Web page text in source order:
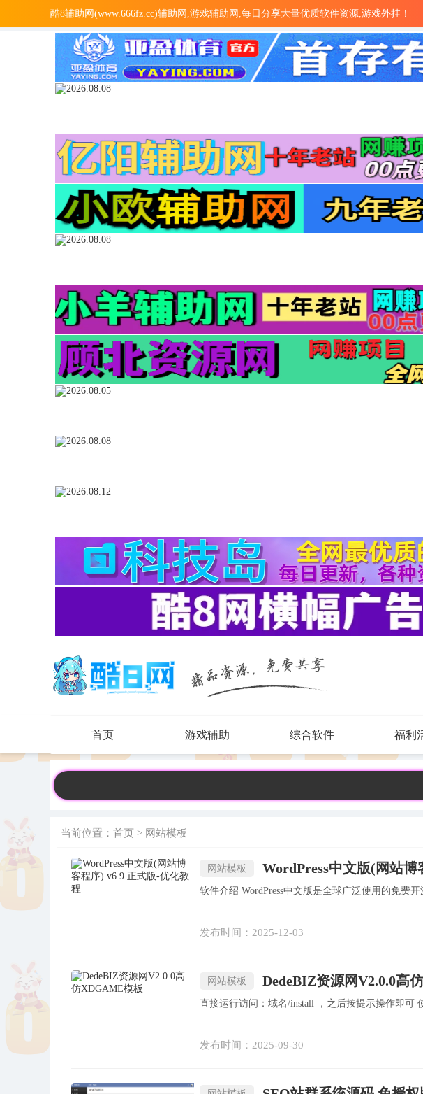
酷8辅助网(www.666fz.cc)辅助网,游戏辅助网,每日分享大量优质软件资源,游戏外挂！
首页 游戏辅助 综合软件 福利
当前位置： 首页 > 网站模板
网站模板 WordPress中文版(网站
软件介绍 WordPress中文版是全球广泛使用的免
发布时间：2025-12-03
网站模板 DedeBIZ资源网V2.0.0高
直接
发布时间：2025-09-30